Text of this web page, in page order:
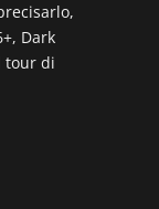
Dark
tour di